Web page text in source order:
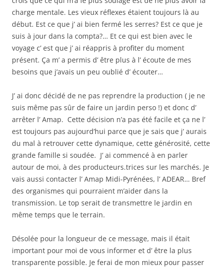
charge mentale. Les vieux réflexes étaient toujours là au
début. Est ce que j’ ai bien fermé les serres? Est ce que je
suis à jour dans la compta?… Et ce qui est bien avec le
voyage c’ est que j’ ai réappris à profiter du moment
présent. Ça m’ a permis d’ être plus à l’ écoute de mes
besoins que j’avais un peu oublié d’ écouter…
J’ ai donc décidé de ne pas reprendre la production ( je ne
suis même pas sûr de faire un jardin perso !) et donc d’
arrêter l’ Amap. Cette décision n’a pas été facile et ça ne l’
est toujours pas aujourd’hui parce que je sais que j’ aurais
du mal à retrouver cette dynamique, cette générosité, cette
grande famille si soudée. J’ ai commencé à en parler
autour de moi, à des producteurs.trices sur les marchés. Je
vais aussi contacter l’ Amap Midi-Pyrénées, l’ ADEAR… Bref
des organismes qui pourraient m’aider dans la
transmission. Le top serait de transmettre le jardin en
même temps que le terrain.
Désolée pour la longueur de ce message, mais il était
important pour moi de vous informer et d’ être la plus
transparente possible. Je ferai de mon mieux pour passer